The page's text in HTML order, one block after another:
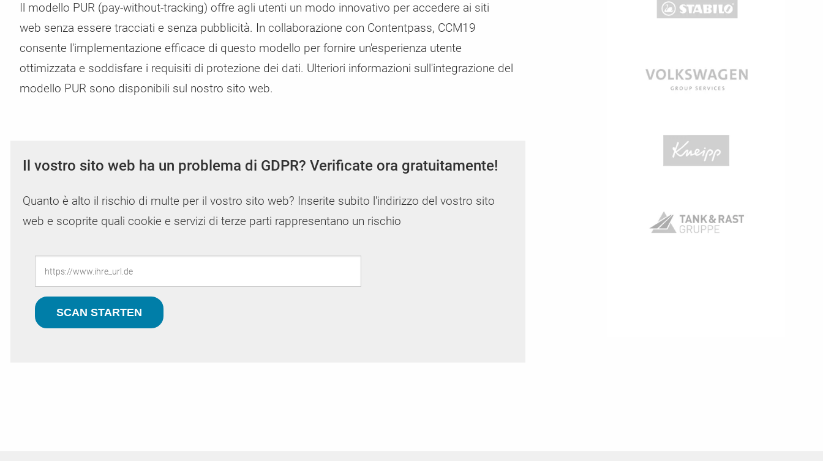
Il modello PUR (pay-without-tracking) offre agli utenti un modo innovativo per accedere ai siti
web senza essere tracciati e senza pubblicità. In collaborazione con Contentpass, CCM19
consente l'implementazione efficace di questo modello per fornire un'esperienza utente
ottimizzata e soddisfare i requisiti di protezione dei dati. Ulteriori informazioni sull'integrazione del
modello PUR sono disponibili sul nostro sito web.
Il vostro sito web ha un problema di GDPR? Verificate ora gratuitamente!
Quanto è alto il rischio di multe per il vostro sito web? Inserite subito l'indirizzo del vostro sito
web e scoprite quali cookie e servizi di terze parti rappresentano un rischio